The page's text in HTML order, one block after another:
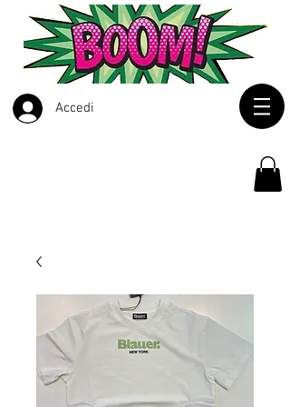
Accedi